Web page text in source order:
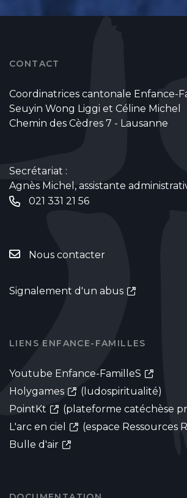
CONTACT
Coordinatrices cantonale Enfance-
Seuyin Wong Liggi et Céline Michel
Chemin des Cèdres 7 - Lausanne
Secrétariat :
Agnès Michel, assistante
021 331 21 56
Nous contacter
Signalement d'un abus
LIENS ENFANCE-FAMILLES
Youtube Enfance-FamilleS
Holygames
(ludospiritualité)
PointKt
(plateforme catéchèse
L'arc en ciel
(espace Ressources
Bulle d'air